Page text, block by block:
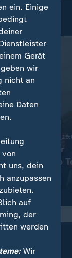
Nachrichten | heute
Haftstrafen für
rechtsextreme
Video1:42
ein. Einige
Gerät
wir
nicht an
Daten
uns, dein
anzupassen
auf
der
werden
Wir